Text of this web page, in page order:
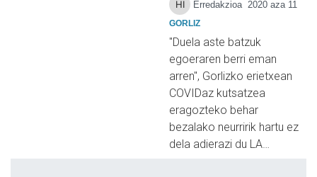
Erredakzioa 2020 aza 11
GORLIZ
"Duela aste batzuk
egoeraren berri eman
arren", Gorlizko erietxean
COVIDaz kutsatzea
eragozteko behar
bezalako neurririk hartu ez
dela adierazi du LA…